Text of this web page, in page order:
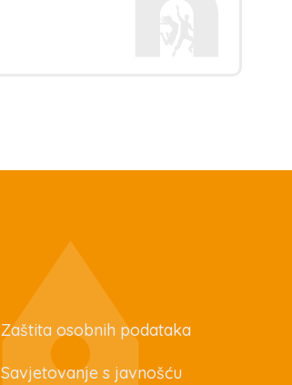
Zaštita osobnih podataka
Savjetovanje s javnošću